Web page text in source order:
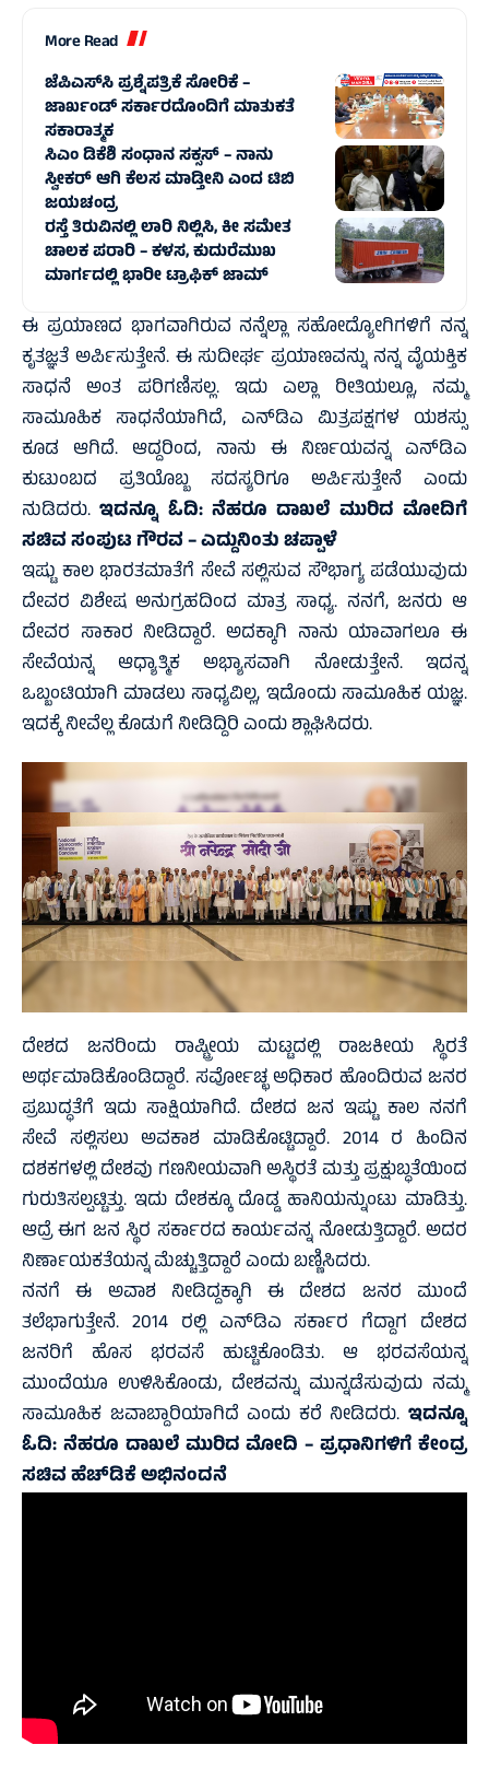
More Read
ಜೆಪಿಎಸ್‌ಸಿ ಪ್ರಶ್ನೆಪತ್ರಿಕೆ ಸೋರಿಕೆ –
ಜಾರ್ಖಂಡ್‌ ಸರ್ಕಾರದೊಂದಿಗೆ ಮಾತುಕತೆ
ಸಕಾರಾತ್ಮಕ
ಸಿಎಂ ಡಿಕೆಶಿ ಸಂಧಾನ ಸಕ್ಸಸ್‌ – ನಾನು
ಸ್ವೀಕರ್ ಆಗಿ ಕೆಲಸ ಮಾಡ್ತೀನಿ ಎಂದ ಟಿಬಿ
ಜಯಚಂದ್ರ
ರಸ್ತೆ ತಿರುವಿನಲ್ಲಿ ಲಾರಿ ನಿಲ್ಲಿಸಿ, ಕೀ ಸಮೇತ
ಚಾಲಕ ಪರಾರಿ – ಕಳಸ, ಕುದುರೆಮುಖ
ಮಾರ್ಗದಲ್ಲಿ‌ ಭಾರೀ ಟ್ರಾಫಿಕ್‌ ಜಾಮ್
ಈ ಪ್ರಯಾಣದ ಭಾಗವಾಗಿರುವ ನನ್ನೆಲ್ಲಾ ಸಹೋದ್ಯೋಗಿಗಳಿಗೆ ನನ್ನ
ಕೃತಜ್ಞತೆ ಅರ್ಪಿಸುತ್ತೇನೆ. ಈ ಸುದೀರ್ಘ ಪ್ರಯಾಣವನ್ನು ನನ್ನ ವೈಯಕ್ತಿಕ
ಸಾಧನೆ ಅಂತ ಪರಿಗಣಿಸಲ್ಲ. ಇದು ಎಲ್ಲಾ ರೀತಿಯಲ್ಲೂ, ನಮ್ಮ
ಸಾಮೂಹಿಕ ಸಾಧನೆಯಾಗಿದೆ, ಎನ್‌ಡಿಎ ಮಿತ್ರಪಕ್ಷಗಳ ಯಶಸ್ಸು
ಕೂಡ ಆಗಿದೆ. ಆದ್ದರಿಂದ, ನಾನು ಈ ನಿರ್ಣಯವನ್ನ ಎನ್‌ಡಿಎ
ಕುಟುಂಬದ ಪ್ರತಿಯೊಬ್ಬ ಸದಸ್ಯರಿಗೂ ಅರ್ಪಿಸುತ್ತೇನೆ ಎಂದು
ನುಡಿದರು.ಇದನ್ನೂ ಓದಿ:ನೆಹರೂ ದಾಖಲೆ ಮುರಿದ ಮೋದಿಗೆ
ಸಚಿವ ಸಂಪುಟ ಗೌರವ – ಎದ್ದುನಿಂತು ಚಪ್ಪಾಳೆ
ಇಷ್ಟು ಕಾಲ ಭಾರತಮಾತೆಗೆ ಸೇವೆ ಸಲ್ಲಿಸುವ ಸೌಭಾಗ್ಯ ಪಡೆಯುವುದು
ದೇವರ ವಿಶೇಷ ಅನುಗ್ರಹದಿಂದ ಮಾತ್ರ ಸಾಧ್ಯ. ನನಗೆ, ಜನರು ಆ
ದೇವರ ಸಾಕಾರ ನೀಡಿದ್ದಾರೆ. ಅದಕ್ಕಾಗಿ ನಾನು ಯಾವಾಗಲೂ ಈ
ಸೇವೆಯನ್ನ ಆಧ್ಯಾತ್ಮಿಕ ಅಭ್ಯಾಸವಾಗಿ ನೋಡುತ್ತೇನೆ. ಇದನ್ನ
ಒಬ್ಬಂಟಿಯಾಗಿ ಮಾಡಲು ಸಾಧ್ಯವಿಲ್ಲ, ಇದೊಂದು ಸಾಮೂಹಿಕ ಯಜ್ಞ.
ಇದಕ್ಕೆ ನೀವೆಲ್ಲ ಕೊಡುಗೆ ನೀಡಿದ್ದಿರಿ ಎಂದು ಶ್ಲಾಘಿಸಿದರು.
ದೇಶದ ಜನರಿಂದು ರಾಷ್ಟ್ರೀಯ ಮಟ್ಟದಲ್ಲಿ ರಾಜಕೀಯ ಸ್ಥಿರತೆ
ಅರ್ಥಮಾಡಿಕೊಂಡಿದ್ದಾರೆ. ಸರ್ವೋಚ್ಛ ಅಧಿಕಾರ ಹೊಂದಿರುವ ಜನರ
ಪ್ರಬುದ್ಧತೆಗೆ ಇದು ಸಾಕ್ಷಿಯಾಗಿದೆ. ದೇಶದ ಜನ ಇಷ್ಟು ಕಾಲ ನನಗೆ
ಸೇವೆ ಸಲ್ಲಿಸಲು ಅವಕಾಶ ಮಾಡಿಕೊಟ್ಟಿದ್ದಾರೆ. 2014 ರ ಹಿಂದಿನ
ದಶಕಗಳಲ್ಲಿ ದೇಶವು ಗಣನೀಯವಾಗಿ ಅಸ್ಥಿರತೆ ಮತ್ತು ಪ್ರಕ್ಷುಬ್ಧತೆಯಿಂದ
ಗುರುತಿಸಲ್ಪಟ್ಟಿತ್ತು. ಇದು ದೇಶಕ್ಕೂ ದೊಡ್ಡ ಹಾನಿಯನ್ನುಂಟು ಮಾಡಿತ್ತು.
ಆದ್ರೆ ಈಗ ಜನ ಸ್ಥಿರ ಸರ್ಕಾರದ ಕಾರ್ಯವನ್ನ ನೋಡುತ್ತಿದ್ದಾರೆ. ಅದರ
ನಿರ್ಣಾಯಕತೆಯನ್ನ ಮೆಚ್ಚುತ್ತಿದ್ದಾರೆ ಎಂದು ಬಣ್ಣಿಸಿದರು.
ನನಗೆ ಈ ಅವಾಶ ನೀಡಿದ್ದಕ್ಕಾಗಿ ಈ ದೇಶದ ಜನರ ಮುಂದೆ
ತಲೆಭಾಗುತ್ತೇನೆ. 2014 ರಲ್ಲಿ ಎನ್‌ಡಿಎ ಸರ್ಕಾರ ಗೆದ್ದಾಗ ದೇಶದ
ಜನರಿಗೆ ಹೊಸ ಭರವಸೆ ಹುಟ್ಟಿಕೊಂಡಿತು. ಆ ಭರವಸೆಯನ್ನ
ಮುಂದೆಯೂ ಉಳಿಸಿಕೊಂಡು, ದೇಶವನ್ನು ಮುನ್ನಡೆಸುವುದು ನಮ್ಮ
ಸಾಮೂಹಿಕ ಜವಾಬ್ದಾರಿಯಾಗಿದೆ ಎಂದು ಕರೆ ನೀಡಿದರು. ಇದನ್ನೂ
ಓದಿ: ನೆಹರೂ ದಾಖಲೆ ಮುರಿದ ಮೋದಿ – ಪ್ರಧಾನಿಗಳಿಗೆ ಕೇಂದ್ರ
ಸಚಿವ ಹೆಚ್‌ಡಿಕೆ ಅಭಿನಂದನೆ